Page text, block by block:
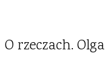
O rzeczach.